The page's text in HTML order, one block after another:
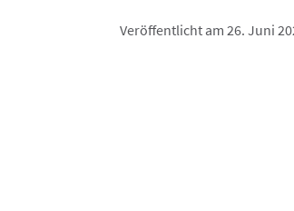
Veröffentlicht am 26. Juni